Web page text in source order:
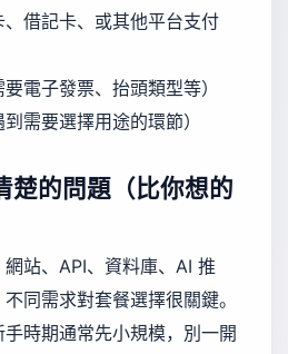
借記卡、或其他平台支付
電子發票、抬頭類型等）
需要選擇用途的環節）
楚的問題（比你想的
站、API、資料庫、AI 推
同需求對套餐選擇很關鍵。
時期通常先小規模，別一開